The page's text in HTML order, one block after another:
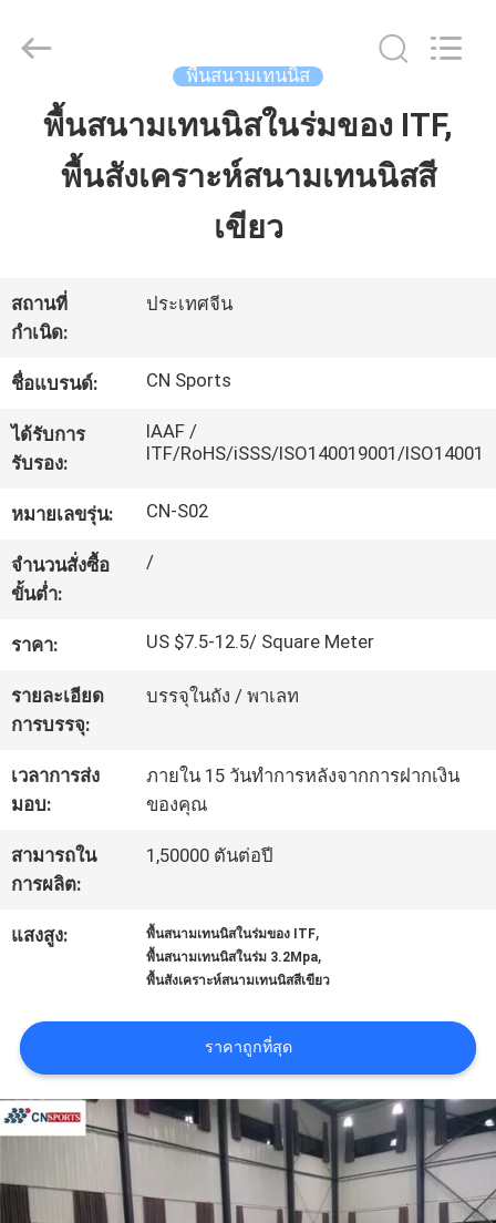
บ้าน
เกี่ยว
กับ
เรา
ทัวร์
โรงงาน
เรา
ขอ
ใบ
ราคา
แผนผัง
Materials
Reserved.
พื้นสนามเทนนิส
พื้นสนามเทนนิสในร่มของ ITF,
พื้นสังเคราะห์สนามเทนนิสสี
เขียว
สถานที่
กำเนิด:
ประเทศจีน
ชื่อแบรนด์: CN Sports
ได้รับการ
รับรอง:
IAAF /
ITF/RoHS/iSSS/ISO140019001/ISO14001
หมายเลขรุ่น: CN-S02
จำนวนสั่งซื้อ
ขั้นต่ำ:
/
ราคา: US $7.5-12.5/ Square Meter
รายละเอียด
การบรรจุ:
บรรจุในถัง / พาเลท
เวลาการส่ง
มอบ:
ภายใน 15 วันทำการหลังจากการฝากเงิน
ของคุณ
สามารถใน
การผลิต:
1,50000 ตันต่อปี
แสงสูง: พื้นสนามเทนนิสในร่มของ ITF,
พื้นสนามเทนนิสในร่ม 3.2Mpa,
พื้นสังเคราะห์สนามเทนนิสสีเขียว
ราคาถูกที่สุด